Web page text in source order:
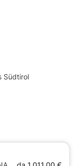
Südtirol